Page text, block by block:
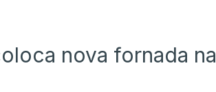
nova fornada